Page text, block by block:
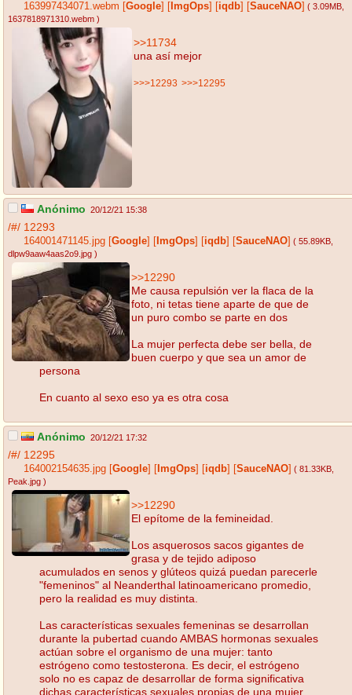
163997434071.webm Google ImgOps iqdb SauceNAO ( 3.09MB
1637818971310.webm )
>>11734
una así mejor
>>>12293 >>>12295
Anónimo 20/12/21 15:38
/#/ 12293
164001471145.jpg Google ImgOps iqdb SauceNAO ( 55.89KB
dlpw9aaw4aas2o9.jpg )
>>12290
Me causa repulsión ver la flaca de la
foto, ni tetas tiene aparte de que de
un puro combo se parte en dos
La mujer perfecta debe ser bella, de
buen cuerpo y que sea un amor de
persona
En cuanto al sexo eso ya es otra cosa
Anónimo 20/12/21 17:32
/#/ 12295
164002154635.jpg Google ImgOps iqdb SauceNAO ( 81.33KB
Peak.jpg )
>>12290
El epítome de la femineidad.
Los asquerosos sacos gigantes de
grasa y de tejido adiposo
acumulados en senos y glúteos quizá puedan parecerle
"femeninos" al Neanderthal latinoamericano promedio,
pero la realidad es muy distinta.
Las características sexuales femeninas se desarrollan
durante la pubertad cuando AMBAS hormonas sexuales
actúan sobre el organismo de una mujer: tanto
estrógeno como testosterona. Es decir, el estrógeno
solo no es capaz de desarrollar de forma significativa
dichas características sexuales propias de una mujer